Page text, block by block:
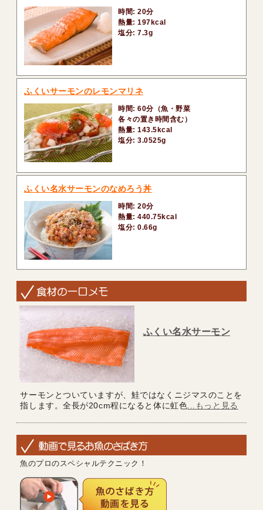
時間: 20分
熱量: 197kcal
塩分: 7.3g
ふくいサーモンのレモンマリネ
時間: 60分（魚・野菜
各々の置き時間含む）
熱量: 143.5kcal
塩分: 3.0525g
ふくい名水サーモンのなめろう丼
時間: 20分
熱量: 440.75kcal
塩分: 0.66g
ふくい名水サーモン
サーモンとついていますが、鮭ではなくニジマスのことを
指します。全長が20cm程になると体に虹色 ...もっと見る
魚のプロのスペシャルテクニック！